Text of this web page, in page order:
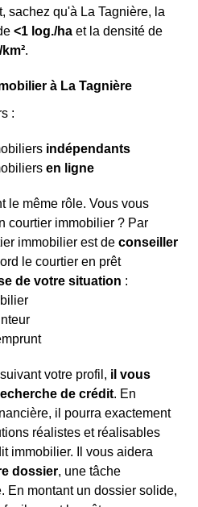
sachez qu'à La Tagnière, la
<1 log./ha et la densité de
.
à La Tagnière
:
indépendants
en ligne
le même rôle. Vous vous
courtier immobilier ? Par
immobilier est de conseiller
le courtier en prêt
de votre situation :
votre profil, il vous
de crédit. En
il pourra exactement
réalistes et réalisables
immobilier. Il vous aidera
dossier, une tâche
En montant un dossier solide,